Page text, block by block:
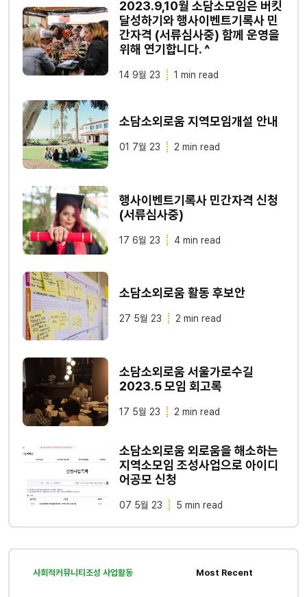
2023.9,10월 소담소모임은 버킷
달성하기와 행사이벤트기록사 민
간자격 (서류심사중) 함께 운영을
위해 연기합니다. ^
14 9월 23 1 min read
소담소외로움 지역모임개설 안내
01 7월 23 2 min read
행사이벤트기록사 민간자격 신청
(서류심사중)
17 6월 23 4 min read
소담소외로움 활동 후보안
27 5월 23 2 min read
소담소외로움 서울가로수길
2023.5 모임 회고록
17 5월 23 2 min read
소담소외로움 외로움을 해소하는
지역소모임 조성사업으로 아이디
어공모 신청
07 5월 23 5 min read
사회적커뮤니티조성 사업활동 Most Recent